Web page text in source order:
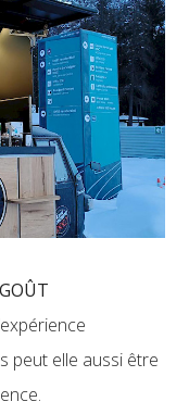
peut elle aussi être